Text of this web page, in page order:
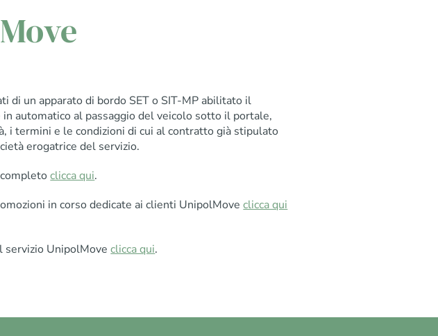
di un apparato di bordo SET o SIT-MP abilitato il
in automatico al passaggio del veicolo sotto il portale,
i termini e le condizioni di cui al contratto già stipulato
erogatrice del servizio.
clicca qui.
in corso dedicate ai clienti UnipolMoveclicca qui
servizio UnipolMoveclicca qui.